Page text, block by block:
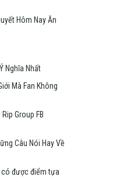
Hôm Nay Ăn
Nghĩa Nhất
Mà Fan Không
Group FB
Câu Nói Hay Về
có được điểm tựa